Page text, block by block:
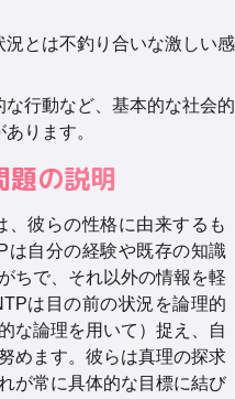
況とは不釣り合いな激しい
な行動など、基本的な社会
ります。
題の説明
、彼らの性格に由来するも
は自分の経験や既存の知識
ちで、それ以外の情報を軽
は目の前の状況を論理的
な論理を用いて）捉え、自
めます。彼らは真理の探求
が常に具体的な目標に結び